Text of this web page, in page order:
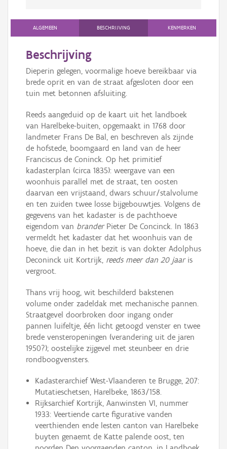
ALGEMEEN BESCHRIJVING KENMERKEN
Beschrijving
Dieperin gelegen, voormalige hoeve bereikbaar via
brede oprit en van de straat afgesloten door een
tuin met betonnen afsluiting.
Reeds aangeduid op de kaart uit het landboek
van Harelbeke-buiten, opgemaakt in 1768 door
landmeter Frans De Bal, en beschreven als zijnde
de hofstede, boomgaard en land van de heer
Franciscus de Coninck. Op het primitief
kadasterplan (circa 1835): weergave van een
woonhuis parallel met de straat, ten oosten
daarvan een vrijstaand, dwars schuur/stalvolume
en ten zuiden twee losse bijgebouwtjes. Volgens de
gegevens van het kadaster is de pachthoeve
eigendom van branderPieter De Concinck. In 1863
vermeldt het kadaster dat het woonhuis van de
hoeve, die dan in het bezit is van dokter Adolphus
Deconinck uit Kortrijk, reeds meer dan 20 jaaris
vergroot.
Thans vrij hoog, wit beschilderd bakstenen
volume onder zadeldak met mechanische pannen.
Straatgevel doorbroken door ingang onder
pannen luifeltje, één licht getoogd venster en twee
brede vensteropeningen (verandering uit de jaren
1950?); oostelijke zijgevel met steunbeer en drie
rondboogvensters.
Kadasterarchief West-Vlaanderen te Brugge, 207:
Mutatieschetsen, Harelbeke, 1863/158.
Rijksarchief Kortrijk, Aanwinsten VI, nummer
1933: Veertiende carte figurative vanden
veerthienden ende lesten canton van Harelbeke
buyten genaemt de Katte palende oost, ten